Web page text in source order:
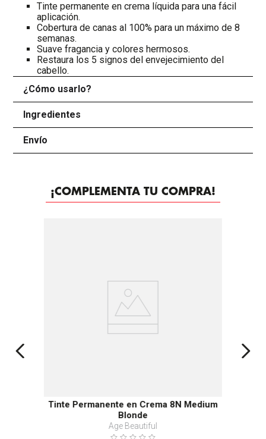
Tinte permanente en crema líquida para una fácil
aplicación.
Cobertura de canas al 100% para un máximo de 8
semanas.
Suave fragancia y colores hermosos.
Restaura los 5 signos del envejecimiento del
cabello.
¿Cómo usarlo?
Ingredientes
Envío
¡COMPLEMENTA TU COMPRA!
Tinte Permanente en Crema 8N Medium
Blonde
Age Beautiful